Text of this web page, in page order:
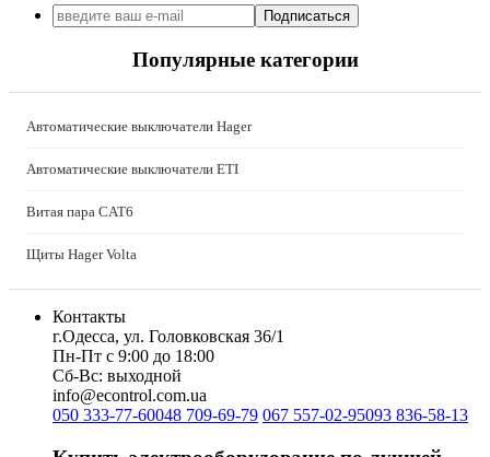
KNIPEX (Чехия)
Kopos (Чехия)
LuxPower (Китай)
Mersen (Франция)
NOARK
Phoenix Contact (Германия)
Plank Electrotechnic (Украина)
Pro'sKit (Тайвань)
PYLONTECH (Китай)
Radpol (Польша)
Raut (Украина)
Подписаться
Популярные категории
Автоматические выключатели Hager
Автоматические выключатели ETI
Витая пара CAT6
Щиты Hager Volta
Контакты
г.Одесса, ул. Головковская 36/1
Пн-Пт с 9:00 до 18:00
Сб-Вс: выходной
info@econtrol.com.ua
050 333-77-60048 709-69-79 067 557-02-95093 836-58-13